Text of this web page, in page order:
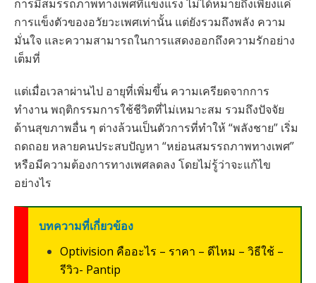
การมีสมรรถภาพทางเพศที่แข็งแรง ไม่ได้หมายถึงเพียงแค่
การแข็งตัวของอวัยวะเพศเท่านั้น แต่ยังรวมถึงพลัง ความ
มั่นใจ และความสามารถในการแสดงออกถึงความรักอย่าง
เต็มที่
แต่เมื่อเวลาผ่านไป อายุที่เพิ่มขึ้น ความเครียดจากการ
ทำงาน พฤติกรรมการใช้ชีวิตที่ไม่เหมาะสม รวมถึงปัจจัย
ด้านสุขภาพอื่น ๆ ต่างล้วนเป็นตัวการที่ทำให้ “พลังชาย” เริ่ม
ถดถอย หลายคนประสบปัญหา “หย่อนสมรรถภาพทางเพศ”
หรือมีความต้องการทางเพศลดลง โดยไม่รู้ว่าจะแก้ไข
อย่างไร
บทความที่เกี่ยวข้อง
Optivision คืออะไร – ราคา – ดีไหม – วิธีใช้ –
รีวิว- Pantip